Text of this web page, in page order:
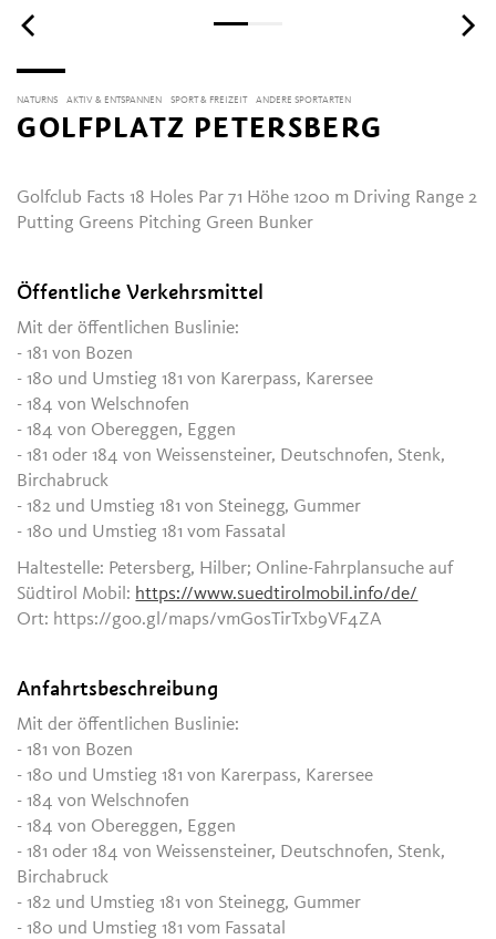
NATURNS AKTIV & ENTSPANNEN SPORT & FREIZEIT ANDERE SPORTARTEN
GOLFPLATZ PETERSBERG
Golfclub Facts 18 Holes Par 71 Höhe 1200 m Driving Range 2
Putting Greens Pitching Green Bunker
Öffentliche Verkehrsmittel
Mit der öffentlichen Buslinie:
- 181 von Bozen
- 180 und Umstieg 181 von Karerpass, Karersee
- 184 von Welschnofen
- 184 von Obereggen, Eggen
- 181 oder 184 von Weissensteiner, Deutschnofen, Stenk,
Birchabruck
- 182 und Umstieg 181 von Steinegg, Gummer
- 180 und Umstieg 181 vom Fassatal
Haltestelle: Petersberg, Hilber; Online-Fahrplansuche auf
Südtirol Mobil: https://www.suedtirolmobil.info/de/
Ort: https://goo.gl/maps/vmGosTirTxb9VF4ZA
Anfahrtsbeschreibung
Mit der öffentlichen Buslinie:
- 181 von Bozen
- 180 und Umstieg 181 von Karerpass, Karersee
- 184 von Welschnofen
- 184 von Obereggen, Eggen
- 181 oder 184 von Weissensteiner, Deutschnofen, Stenk,
Birchabruck
- 182 und Umstieg 181 von Steinegg, Gummer
- 180 und Umstieg 181 vom Fassatal